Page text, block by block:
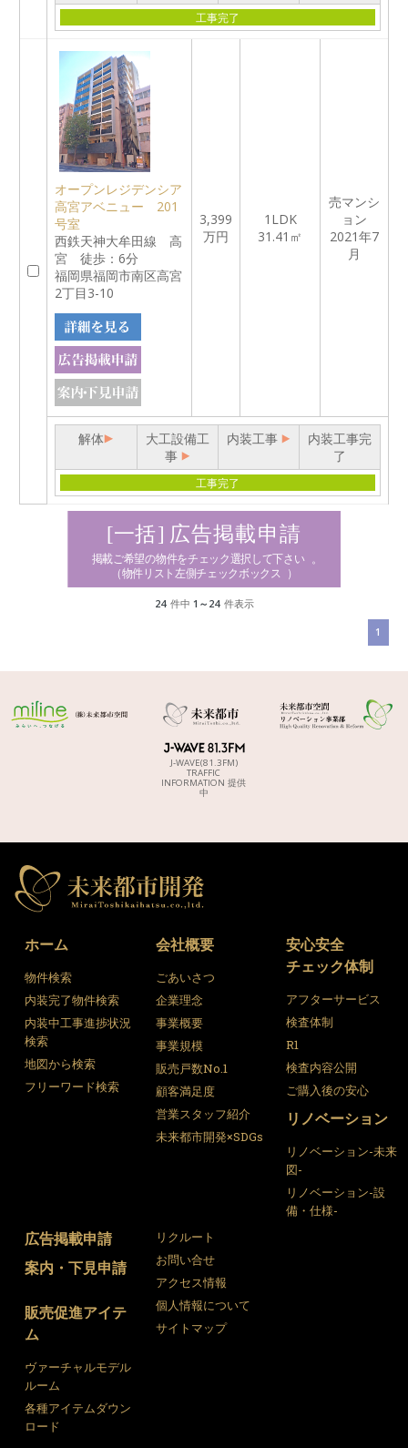
工事完了
オープンレジデンシア
高宮アベニュー 201
号室
西鉄天神大牟田線 高
宮 徒歩：6分
福岡県福岡市南区高宮
2丁目3-10
3,399
万円
1LDK
31.41㎡
売マンシ
ョン
2021年7
月
解体
大工設備工
事
内装工事
内装工事完
了
工事完了
24 件中 1～24 件表示
1
J-WAVE(81.3FM)
TRAFFIC
INFORMATION 提供
中
ホーム
物件検索
内装完了物件検索
内装中工事進捗状況
検索
地図から検索
フリーワード検索
会社概要
ごあいさつ
企業理念
事業概要
事業規模
販売戸数No.1
顧客満足度
営業スタッフ紹介
未来都市開発×SDGs
安心安全
チェック体制
アフターサービス
検査体制
R1
検査内容公開
ご購入後の安心
リノベーション
リノベーション-未来
図-
リノベーション-設
備・仕様-
広告掲載申請
案内・下見申請
販売促進アイテ
ム
ヴァーチャルモデル
ルーム
各種アイテムダウン
ロード
リクルート
お問い合せ
アクセス情報
個人情報について
サイトマップ